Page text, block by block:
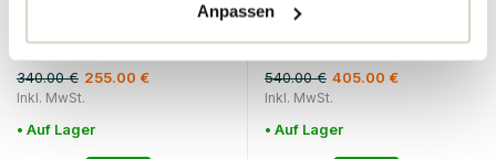
Anpassen
Coon-Stuhl natur/schwarz
340.00 € 255.00 €
Inkl. MwSt.
• Auf Lager
Jass Lounge-Sessel
540.00 € 405.00 €
Inkl. MwSt.
• Auf Lager